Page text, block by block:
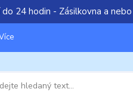
do 24 hodin - Zásilkovna a